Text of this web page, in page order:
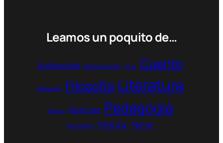
Leamos un poquito de…
Autoayuda Bibliotecología Cine Cuento
Depresión Filosofía Literatura
Música Noticias Pedagogía
Personajes Política Terror